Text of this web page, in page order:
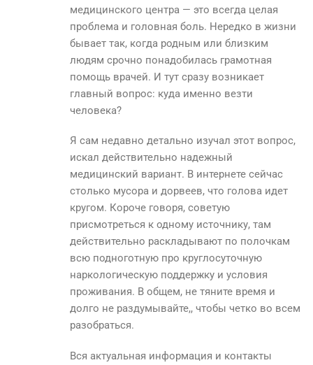
медицинского центра — это всегда целая
проблема и головная боль. Нередко в жизни
бывает так, когда родным или близким
людям срочно понадобилась грамотная
помощь врачей. И тут сразу возникает
главный вопрос: куда именно везти
человека?
Я сам недавно детально изучал этот вопрос,
искал действительно надежный
медицинский вариант. В интернете сейчас
столько мусора и дорвеев, что голова идет
кругом. Короче говоря, советую
присмотреться к одному источнику, там
действительно раскладывают по полочкам
всю подноготную про круглосуточную
наркологическую поддержку и условия
проживания. В общем, не тяните время и
долго не раздумывайте,, чтобы четко во всем
разобраться.
Вся актуальная информация и контакты